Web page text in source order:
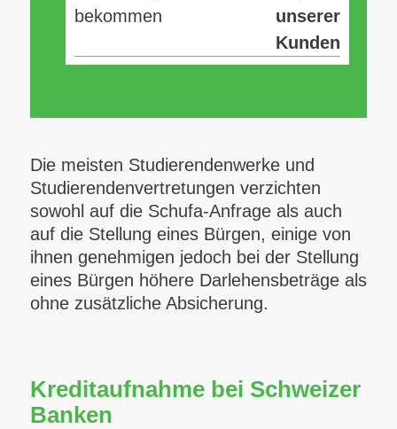
bekommen
unserer
Kunden
Die meisten Studierendenwerke und
Studierendenvertretungen verzichten
sowohl auf die Schufa-Anfrage als auch
auf die Stellung eines Bürgen, einige von
ihnen genehmigen jedoch bei der Stellung
eines Bürgen höhere Darlehensbeträge als
ohne zusätzliche Absicherung.
Kreditaufnahme bei Schweizer
Banken